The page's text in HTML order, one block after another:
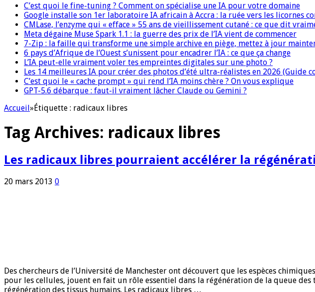
C’est quoi le fine-tuning ? Comment on spécialise une IA pour votre domaine
Google installe son 1er laboratoire IA africain à Accra : la ruée vers les licornes
CMLase, l’enzyme qui « efface » 55 ans de vieillissement cutané : ce que dit
Meta dégaine Muse Spark 1.1 : la guerre des prix de l’IA vient de commencer
7-Zip : la faille qui transforme une simple archive en piège, mettez à jour
6 pays d’Afrique de l’Ouest s’unissent pour encadrer l’IA : ce que ça change
L’IA peut-elle vraiment voler tes empreintes digitales sur une photo ?
Les 14 meilleures IA pour créer des photos d’été ultra-réalistes en 2026 (Guide
C’est quoi le « cache prompt » qui rend l’IA moins chère ? On vous explique
GPT-5.6 débarque : faut-il vraiment lâcher Claude ou Gemini ?
Accueil»Étiquette : radicaux libres
Tag Archives: radicaux libres
Les radicaux libres pourraient accélérer la
20 mars 2013 0
Des chercheurs de l’Université de Manchester ont découvert que les espèces
pour les cellules, jouent en fait un rôle essentiel dans la régénération de la queue
régénération des tissus humains. Les radicaux libres …